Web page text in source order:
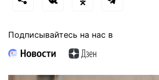
Подписывайтесь на нас в